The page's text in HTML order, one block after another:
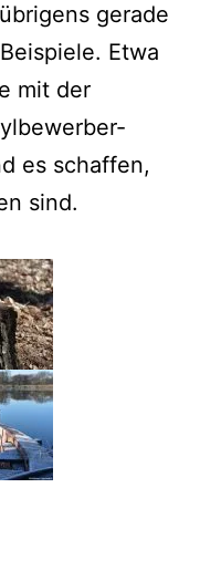
gerade
Etwa
mit der
es schaffen,
sind.